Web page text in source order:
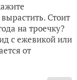
Стоит
на троечку?
с ежевикой или
от